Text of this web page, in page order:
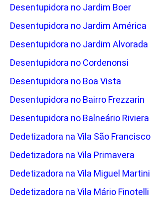
Desentupidora no Jardim Boer
Desentupidora no Jardim América
Desentupidora no Jardim Alvorada
Desentupidora no Cordenonsi
Desentupidora no Boa Vista
Desentupidora no Bairro Frezzarin
Desentupidora no Balneário Riviera
Dedetizadora na Vila São Francisco
Dedetizadora na Vila Primavera
Dedetizadora na Vila Miguel Martini
Dedetizadora na Vila Mário Finotelli